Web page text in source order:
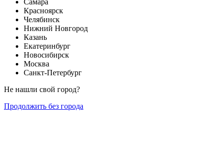
Красноярск
Челябинск
Нижний Новгород
Казань
Екатеринбург
Новосибирск
Москва
Санкт-Петербург
Не нашли свой город?
Продолжить без города